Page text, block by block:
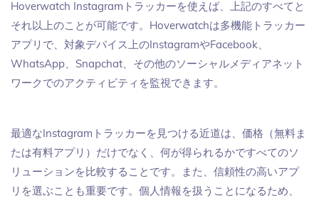
Hoverwatch Instagramトラッカーを使えば、上記のすべてと
それ以上のことが可能です。Hoverwatchは多機能トラッカー
アプリで、対象デバイス上のInstagramやFacebook、
WhatsApp、Snapchat、その他のソーシャルメディアネット
ワークでのアクティビティを監視できます。
最適なInstagramトラッカーを見つける近道は、価格（無料ま
たは有料アプリ）だけでなく、何が得られるかですべてのソ
リューションを比較することです。また、信頼性の高いアプ
リを選ぶことも重要です。個人情報を扱うことになるため、